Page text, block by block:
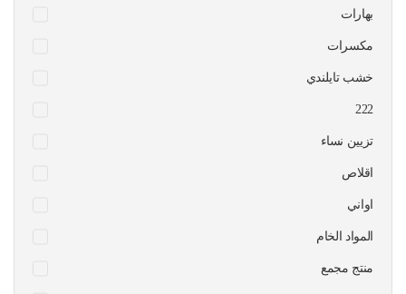
بهارات
مكسرات
خشب تايلندي
222
تزيين نساء
اقلاص
اواني
المواد الخام
منتج مجمع